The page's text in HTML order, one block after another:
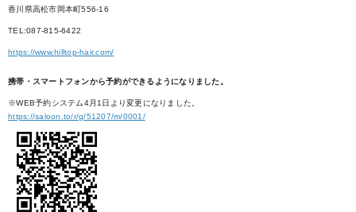
香川県高松市岡本町556-16
TEL:087-815-6422
https://www.hilltop-hair.com/
携帯・スマートフォンから予約ができるようになりました。
※WEB予約システム4月1日より変更になりました。
https://saloon.to/r/g/51207/m/0001/